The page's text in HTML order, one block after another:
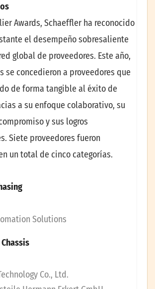
Awards, Schaeffler ha reconocido
el desempeño sobresaliente
global de proveedores. Este año,
se concedieron a proveedores que
de forma tangible al éxito de
a su enfoque colaborativo, su
y sus logros
Siete proveedores fueron
un total de cinco categorías.
Solutions
Co., Ltd.